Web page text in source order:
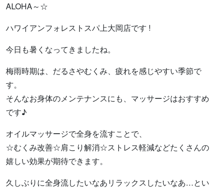
ALOHA～☆
ハワイアンフォレストスパ上大岡店です !
今日も暑くなってきましたね。
梅雨時期は、だるさやむくみ、疲れを感じやすい季節で
す。
そんなお身体のメンテナンスにも、マッサージはおすすめ
です♪
オイルマッサージで全身を流すことで、
☆むくみ改善☆肩こり解消☆ストレス軽減などたくさんの
嬉しい効果が期待できます。
久しぶりに全身流したいなあリラックスしたいなあ…とい